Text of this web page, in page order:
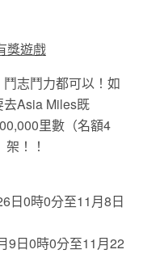
獎遊戲
志鬥力都可以！如
Asia Miles既
里數（名額4
！！
日0時0分至11月8日
9日0時0分至11月22